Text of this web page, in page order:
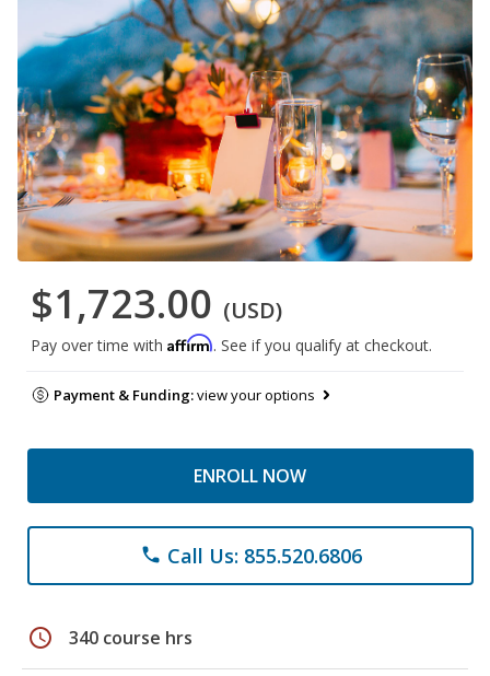
$1,723.00 (USD)
Pay over time with Affirm. See if you qualify at checkout.
Payment & Funding:view your options
ENROLL NOW
phone Call Us: 855.520.6806
schedule 340 course hrs